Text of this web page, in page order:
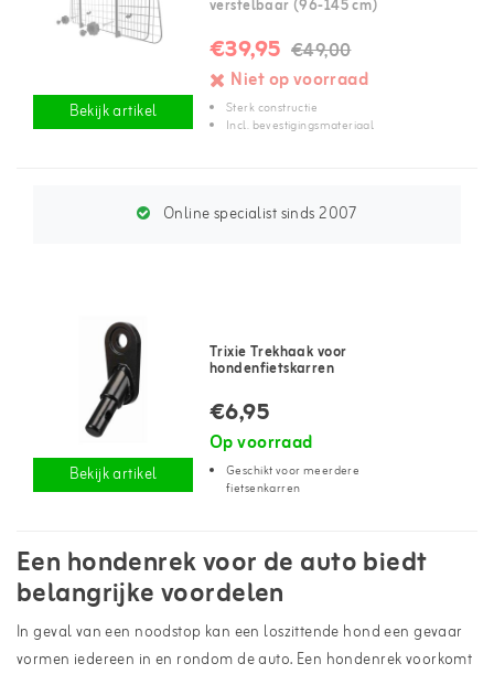
Bekijk artikel
verstelbaar (96-145 cm)
€39,95 €49,00
Niet op voorraad
Sterk constructie
Incl. bevestigingsmateriaal
Online specialist sinds 2007
Bekijk artikel
Trixie Trekhaak voor
hondenfietskarren
€6,95
Op voorraad
Geschikt voor meerdere
fietsenkarren
Een hondenrek voor de auto biedt
belangrijke voordelen
In geval van een noodstop kan een loszittende hond een gevaar
vormen iedereen in en rondom de auto. Een hondenrek voorkomt